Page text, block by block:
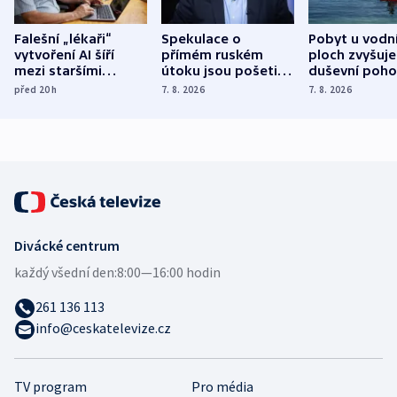
Falešní „lékaři“
vytvoření AI šíří
mezi staršími
Poláky nebezpečné
před 20h
Spekulace o
přímém ruském
útoku jsou pošetilé,
míní estonský
7. 8. 2026
Pobyt u
ploch zvyšuje
duševní
ukázala
7. 8. 2026
TV program
Pro média
Divácké centrum
každý všední den:8:00—16:00 hodin
261 136 113
info@ceskatelevize.cz